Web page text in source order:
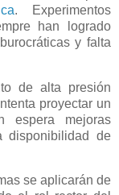
. Experimentos
han logrado
y falta
de alta presión
proyectar un
espera mejoras
disponibilidad de
se aplicarán de